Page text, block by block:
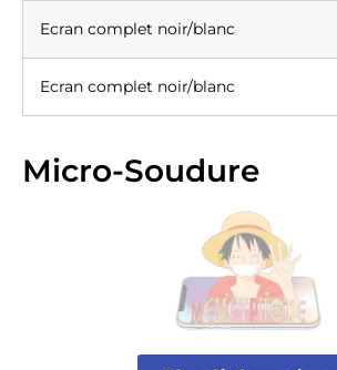
Ecran complet noir/blanc
Ecran complet noir/blanc
Micro-Soudure